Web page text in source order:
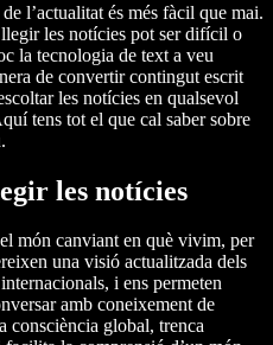
l’actualitat és més fàcil que mai.
les notícies pot ser difícil o
la tecnologia de text a veu
de convertir contingut escrit
les notícies en qualsevol
tens tot el que cal saber sobre
les notícies
món canviant en què vivim, per
una visió actualitzada dels
i ens permeten
amb coneixement de
consciència global, trenca